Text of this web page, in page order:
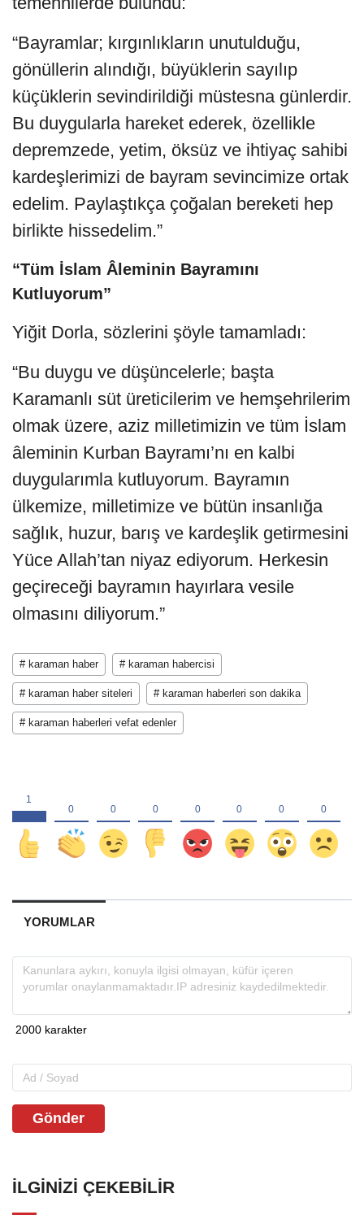
“Bayramlar; kırgınlıkların unutulduğu,
gönüllerin alındığı, büyüklerin sayılıp
küçüklerin sevindirildiği müstesna günlerdir.
Bu duygularla hareket ederek, özellikle
depremzede, yetim, öksüz ve ihtiyaç sahibi
kardeşlerimizi de bayram sevincimize ortak
edelim. Paylaştıkça çoğalan bereketi hep
birlikte hissedelim.”
“Tüm İslam Âleminin Bayramını
Kutluyorum”
Yiğit Dorla, sözlerini şöyle tamamladı:
“Bu duygu ve düşüncelerle; başta
Karamanlı süt üreticilerim ve hemşehrilerim
olmak üzere, aziz milletimizin ve tüm İslam
âleminin Kurban Bayramı’nı en kalbi
duygularımla kutluyorum. Bayramın
ülkemize, milletimize ve bütün insanlığa
sağlık, huzur, barış ve kardeşlik getirmesini
Yüce Allah’tan niyaz ediyorum. Herkesin
geçireceği bayramın hayırlara vesile
olmasını diliyorum.”
# karaman haber # karaman habercisi
# karaman haber siteleri # karaman haberleri son dakika
# karaman haberleri vefat edenler
YORUMLAR
Gönder
İLGINIZI ÇEKEBILIR